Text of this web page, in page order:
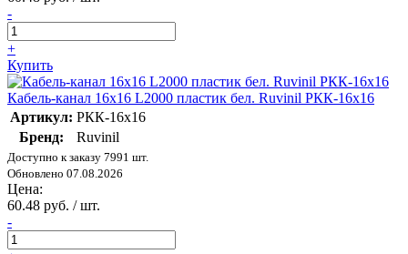
-
+
Купить
Кабель-канал 16х16 L2000 пластик бел. Ruvinil РКК-16х16
Артикул: РКК-16х16
Бренд:
Ruvinil
Доступно к заказу 7991 шт.
Обновлено 07.08.2026
Цена:
60.48 руб. / шт.
-